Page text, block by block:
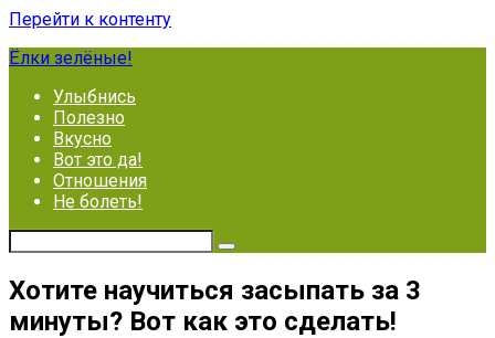
Перейти к контенту
Ёлки зелёные!
Улыбнись
Полезно
Вкусно
Вот это да!
Отношения
Не болеть!
Хотите научиться засыпать за 3
минуты? Вот как это сделать!